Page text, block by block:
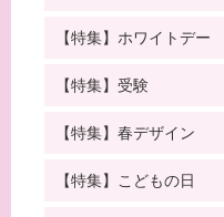
【特集】ホワイトデー
【特集】受験
【特集】春デザイン
【特集】こどもの日